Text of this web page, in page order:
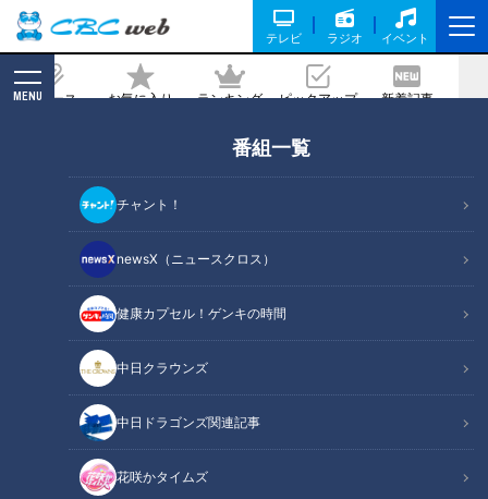
テレビ ラジオ イベント
ニュース お気に入り ランキング ピックアップ 新着記事
MENU
番組一覧
チャント！
newsX（ニュースクロス）
健康カプセル！ゲンキの時間
中日クラウンズ
中日ドラゴンズ関連記事
花咲かタイムズ
ハンに焼肉ドーン、さらに玉子トッピン
グ！？モリモリの具材と秘伝のタレにト
リコになる人続出
記事に戻る